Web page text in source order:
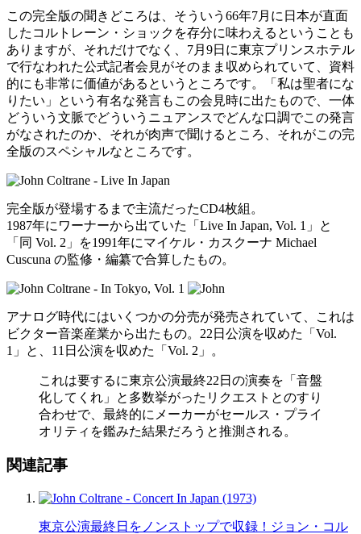
この完全版の聞きどころは、そういう66年7月に日本が直面
したコルトレーン・ショックを存分に味わえるということも
ありますが、それだけでなく、7月9日に東京プリンスホテル
で行なわれた公式記者会見がそのまま収められていて、資料
的にも非常に価値があるというところです。「私は聖者にな
りたい」という有名な発言もこの会見時に出たもので、一体
どういう文脈でどういうニュアンスでどんな口調でこの発言
がなされたのか、それが肉声で聞けるところ、それがこの完
全版のスペシャルなところです。
完全版が登場するまで主流だったCD4枚組。
1987年にワーナーから出ていた「Live In Japan, Vol. 1」と
「同 Vol. 2」を1991年にマイケル・カスクーナ Michael
Cuscuna の監修・編纂で合算したもの。
アナログ時代にはいくつかの分売が発売されていて、これは
ビクター音楽産業から出たもの。22日公演を収めた「Vol.
1」と、11日公演を収めた「Vol. 2」。
これは要するに東京公演最終22日の演奏を「音盤
化してくれ」と多数挙がったリクエストとのすり
合わせで、最終的にメーカーがセールス・プライ
オリティを鑑みた結果だろうと推測される。
関連記事
東京公演最終日をノンストップで収録！ジョン・コル